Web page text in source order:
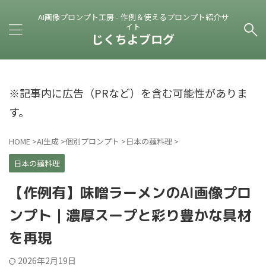
AI画像プロンプト工房 - 作例＆使えるプロンプト紹介サ
イト
じくちよブログ
※記事内に広告（PRなど）を含む可能性がありま
す。
HOME >AI生成 >個別プロンプト >日本の麺料理 >
日本の麺料理
【作例有】味噌ラーメンのAI画像プロ
ンプト｜濃厚スープと彩り豊かな具材
を再現
2026年2月19日